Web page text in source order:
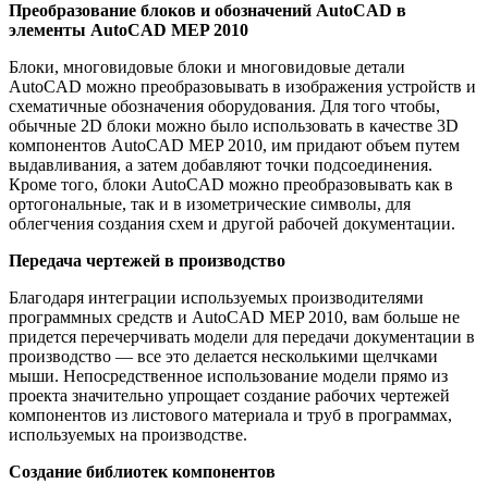
Преобразование блоков и обозначений AutoCAD в
элементы AutoCAD MEP 2010
Блоки, многовидовые блоки и многовидовые детали
AutoCAD можно преобразовывать в изображения устройств и
схематичные обозначения оборудования. Для того чтобы,
обычные 2D блоки можно было использовать в качестве 3D
компонентов AutoCAD MEP 2010, им придают объем путем
выдавливания, а затем добавляют точки подсоединения.
Кроме того, блоки AutoCAD можно преобразовывать как в
ортогональные, так и в изометрические символы, для
облегчения создания схем и другой рабочей документации.
Передача чертежей в производство
Благодаря интеграции используемых производителями
программных средств и AutoCAD MEP 2010, вам больше не
придется перечерчивать модели для передачи документации в
производство — все это делается несколькими щелчками
мыши. Непосредственное использование модели прямо из
проекта значительно упрощает создание рабочих чертежей
компонентов из листового материала и труб в программах,
используемых на производстве.
Создание библиотек компонентов